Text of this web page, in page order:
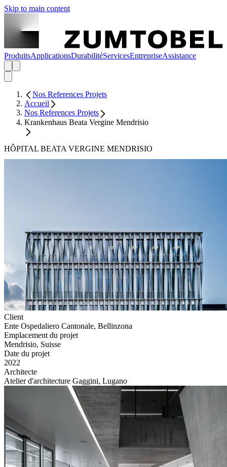
Skip to main content
ProduitsApplicationsDurabilitéServicesEntrepriseAssistance
Nos References Projets
Accueil
Nos References Projets
Krankenhaus Beata Vergine Mendrisio
HÔPITAL BEATA VERGINE MENDRISIO
Client
Ente Ospedaliero Cantonale, Bellinzona
Emplacement du projet
Mendrisio, Suisse
Date du projet
2022
Architecte
Atelier d'architecture Gaggini, Lugano